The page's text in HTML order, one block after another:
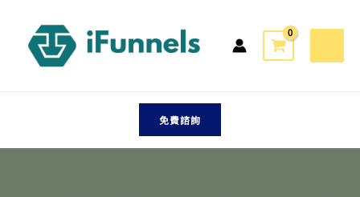
免費諮詢